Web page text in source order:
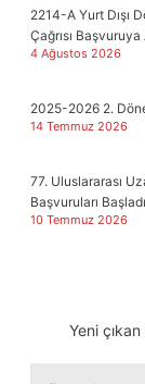
2214-A Yurt Dışı
Çağrısı Başvuruya
4 Ağustos 2026
2025-2026 2.
14 Temmuz 2026
77. Uluslararası
Başvuruları Başladı
10 Temmuz 2026
Yeni